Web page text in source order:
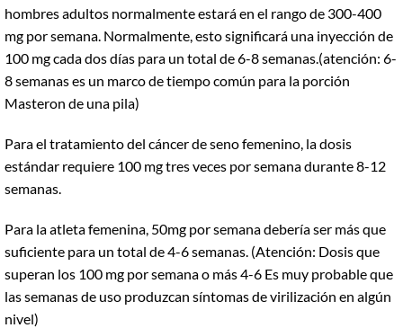
hombres adultos normalmente estará en el rango de 300-400
mg por semana. Normalmente, esto significará una inyección de
100 mg cada dos días para un total de 6-8 semanas.(atención: 6-
8 semanas es un marco de tiempo común para la porción
Masteron de una pila)
Para el tratamiento del cáncer de seno femenino, la dosis
estándar requiere 100 mg tres veces por semana durante 8-12
semanas.
Para la atleta femenina, 50mg por semana debería ser más que
suficiente para un total de 4-6 semanas. (Atención: Dosis que
superan los 100 mg por semana o más 4-6 Es muy probable que
las semanas de uso produzcan síntomas de virilización en algún
nivel)